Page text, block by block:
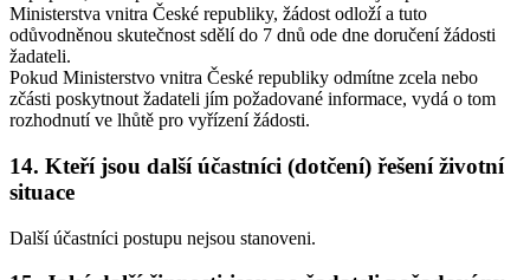
Ministerstva vnitra České republiky, žádost odloží a tuto
odůvodněnou skutečnost sdělí do 7 dnů ode dne doručení žádosti
žadateli.
Pokud Ministerstvo vnitra České republiky odmítne zcela nebo
zčásti poskytnout žadateli jím požadované informace, vydá o tom
rozhodnutí ve lhůtě pro vyřízení žádosti.
14. Kteří jsou další účastníci (dotčení) řešení životní
situace
Další účastníci postupu nejsou stanoveni.